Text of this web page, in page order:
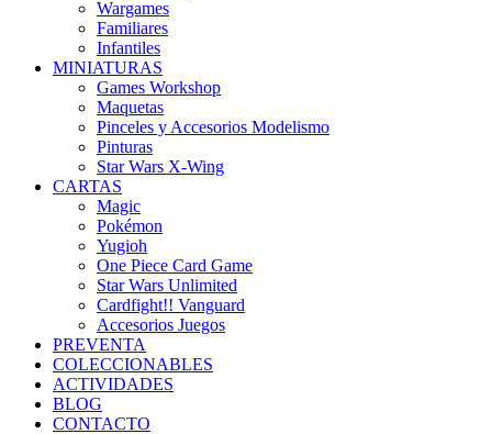
Wargames
Familiares
Infantiles
MINIATURAS
Games Workshop
Maquetas
Pinceles y Accesorios Modelismo
Pinturas
Star Wars X-Wing
CARTAS
Magic
Pokémon
Yugioh
One Piece Card Game
Star Wars Unlimited
Cardfight!! Vanguard
Accesorios Juegos
PREVENTA
COLECCIONABLES
ACTIVIDADES
BLOG
CONTACTO